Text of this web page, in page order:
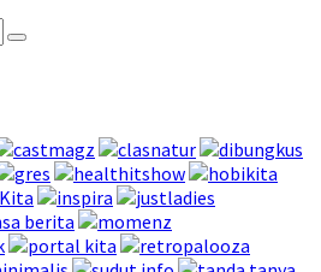
Search